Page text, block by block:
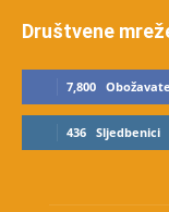
Društvene
7,800
436 Sljedbenici